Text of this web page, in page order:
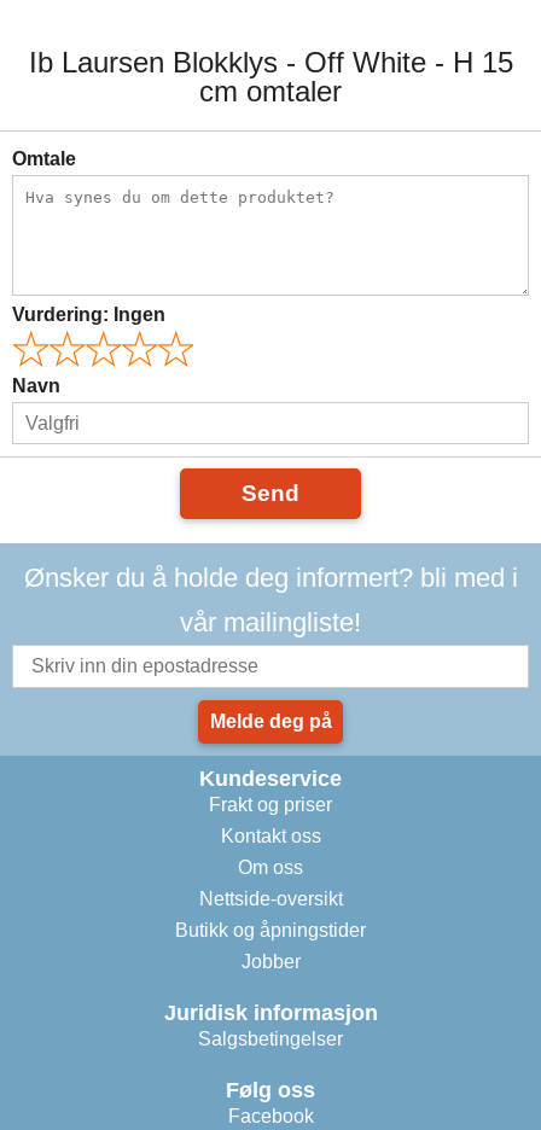
Ib Laursen Blokklys - Off White - H 15
cm omtaler
Omtale
Vurdering: Ingen
Navn
Send
Ønsker du å holde deg informert? bli med i
vår mailingliste!
Melde deg på
Kundeservice
Frakt og priser
Kontakt oss
Om oss
Nettside-oversikt
Butikk og åpningstider
Jobber
Juridisk informasjon
Salgsbetingelser
Følg oss
Facebook